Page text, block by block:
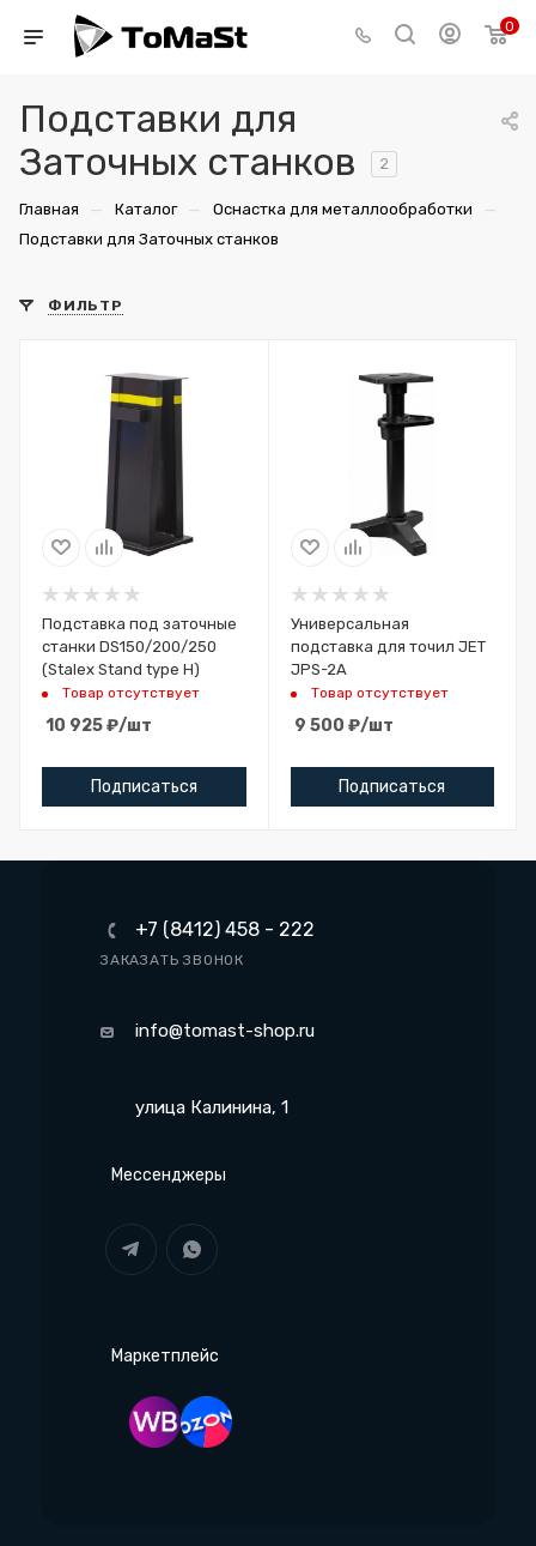
0
Подставки для
Заточных станков
2
Главная — Каталог — Оснастка для металлообработки —
Подставки для Заточных станков
ФИЛЬТР
Подставка под заточные
станки DS150/200/250
(Stalex Stand type H)
Товар отсутствует
10 925₽/шт
Подписаться
Универсальная
подставка для точил JET
JPS-2A
Товар отсутствует
9 500 ₽/шт
Подписаться
+7 (8412) 458 - 222
ЗАКАЗАТЬ ЗВОНОК
info@tomast-shop.ru
улица Калинина, 1
Мессенджеры
Маркетплейс